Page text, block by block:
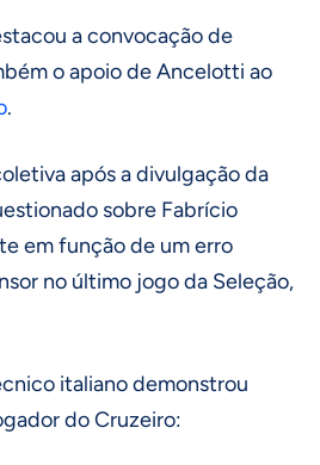
a convocação de
o apoio de Ancelotti ao
.
após a divulgação da
sobre Fabrício
em função de um erro
no último jogo da Seleção,
italiano demonstrou
do Cruzeiro: